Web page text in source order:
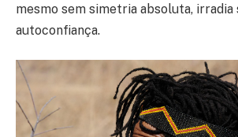
mesmo sem simetria absoluta, irradia
autoconfiança.